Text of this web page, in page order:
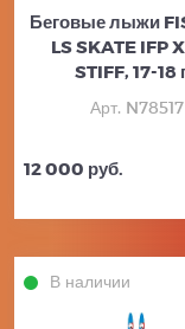
Беговые лыжи
LS SKATE IFP
STIFF, 17-18
Арт. N78517
12 000 руб.
В наличии